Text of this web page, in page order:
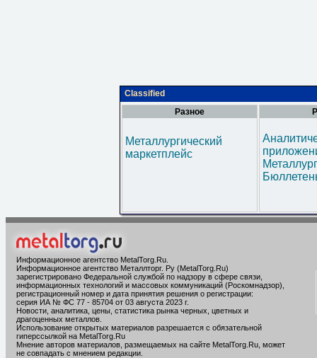
Classified
Разное
Металлургический
маркетплейс
Информационное агентство MetalTorg.Ru
Информационное агентство Металлторг. Ру (MetalTorg.Ru)
зарегистрировано Федеральной службой по надзору в сфере связи,
информационных технологий и массовых коммуникаций (Роскомнадзор),
регистрационный номер и дата принятия решения о регистрации:
серия ИА № ФС 77 - 85704 от 03 августа 2023 г.
Новости, аналитика, цены, статистика рынка черных, цветных и
драгоценных металлов.
Использование открытых материалов разрешается с обязательной
гиперссылкой на MetalTorg.Ru
Мнение авторов материалов, размещаемых на сайте MetalTorg.Ru, может
не совпадать с мнением редакции.